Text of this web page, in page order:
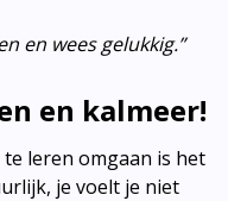
en wees gelukkig.”
en kalmeer!
leren omgaan is het
je voelt je niet